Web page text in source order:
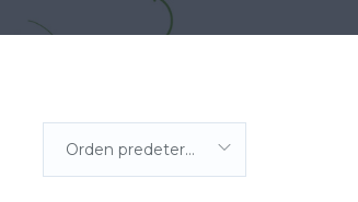
Orden predeterminada